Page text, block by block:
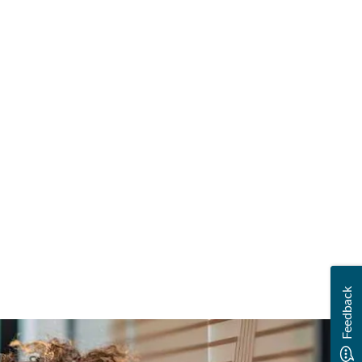
Feedback